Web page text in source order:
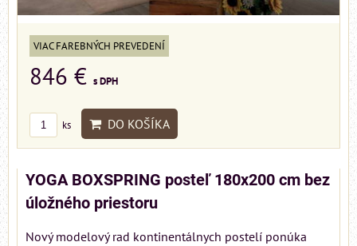
VIAC FAREBNÝCH PREVEDENÍ
846 € s DPH
ks DO KOŠÍKA
YOGA BOXSPRING posteľ 180x200 cm bez
úložného priestoru
Nový modelový rad kontinentálnych postelí ponúka